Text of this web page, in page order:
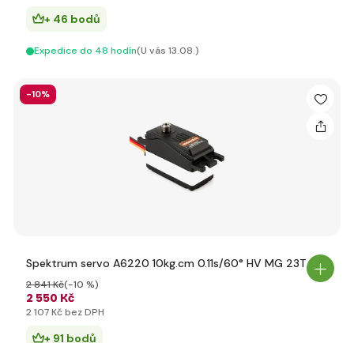
+ 46 bodů
Expedice do 48 hodín(U vás 13.08.)
-10%
Spektrum servo A6220 10kg.cm 0.11s/60° HV MG 23T
2 550 Kč
2 841 Kč(-10 %)
2 107 Kč bez DPH
+ 91 bodů